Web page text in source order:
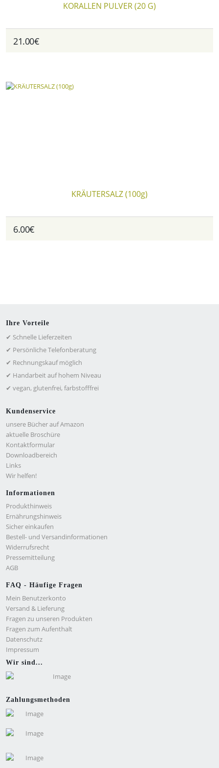
KORALLEN PULVER (20 G)
21.00€
KRÄUTERSALZ (100g)
6.00€
Ihre Vorteile
✔ Schnelle Lieferzeiten
✔ Persönliche Telefonberatung
✔ Rechnungskauf möglich
✔ Handarbeit auf hohem Niveau
✔ vegan, glutenfrei, farbstofffrei
Kundenservice
unsere Bücher auf Amazon
aktuelle Broschüre
Kontaktformular
Downloadbereich
Links
Wir helfen!
Informationen
Produkthinweis
Ernährungshinweis
Sicher einkaufen
Bestell- und Versandinformationen
Widerrufsrecht
Pressemitteilung
AGB
FAQ - Häufige Fragen
Mein Benutzerkonto
Versand & Lieferung
Fragen zu unseren Produkten
Fragen zum Aufenthalt
Datenschutz
Impressum
Wir sind...
Zahlungsmethoden